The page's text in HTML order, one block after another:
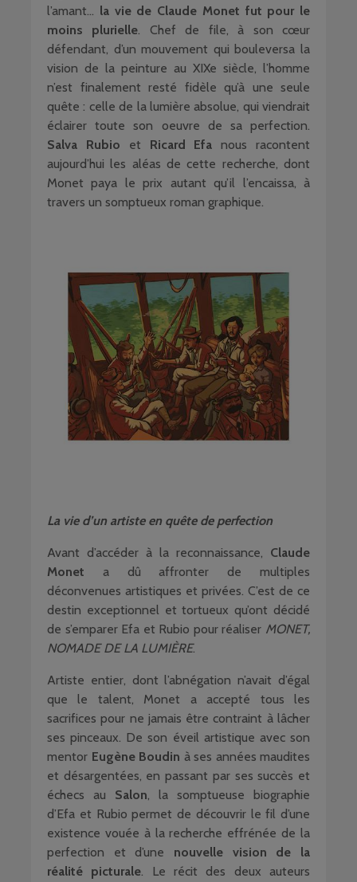
l’amant… la vie de Claude Monet fut pour le
moins plurielle. Chef de file, à son cœur
défendant, d’un mouvement qui bouleversa la
vision de la peinture au XIXe siècle, l’homme
n’est finalement resté fidèle qu’à une seule
quête : celle de la lumière absolue, qui viendrait
éclairer toute son oeuvre de sa perfection.
Salva Rubio et Ricard Efa nous racontent
aujourd’hui les aléas de cette recherche, dont
Monet paya le prix autant qu’il l’encaissa, à
travers un somptueux roman graphique.
La vie d’un artiste en quête de perfection
Avant d’accéder à la reconnaissance, Claude
Monet a dû affronter de multiples
déconvenues artistiques et privées. C’est de ce
destin exceptionnel et tortueux qu’ont décidé
de s’emparer Efa et Rubio pour réaliser MONET,
NOMADE DE LA LUMIÈRE.
Artiste entier, dont l’abnégation n’avait d’égal
que le talent, Monet a accepté tous les
sacrifices pour ne jamais être contraint à lâcher
ses pinceaux. De son éveil artistique avec son
mentor Eugène Boudin à ses années maudites
et désargentées, en passant par ses succès et
échecs au Salon, la somptueuse biographie
d’Efa et Rubio permet de découvrir le fil d’une
existence vouée à la recherche effrénée de la
perfection et d’une nouvelle vision de la
réalité picturale. Le récit des deux auteurs